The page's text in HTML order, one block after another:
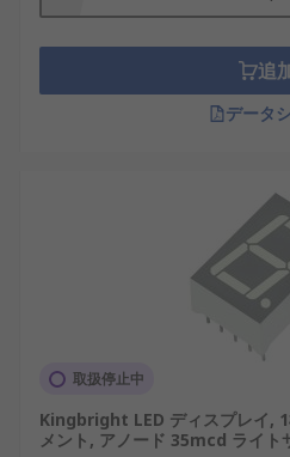
LED表示器の用途
LED表示器は、工業、商業、
面で活用されています。
発生時の警告表示に用い
再生可能エネルギー施設
示を明示するモニターに
自動販売機：価格や売切
器が使われています。
教育機関の実験装置：信
空港・駅のサインシステ
追
データ
取扱停止中
Kingbright LED ディスプレイ,
メント, アノード 35mcd ライ